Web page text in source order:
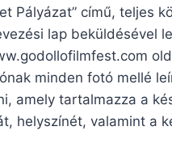
Pályázat” című, teljes
lap beküldésével
minden fotó mellé
amely tartalmazza a
helyszínét, valamint a